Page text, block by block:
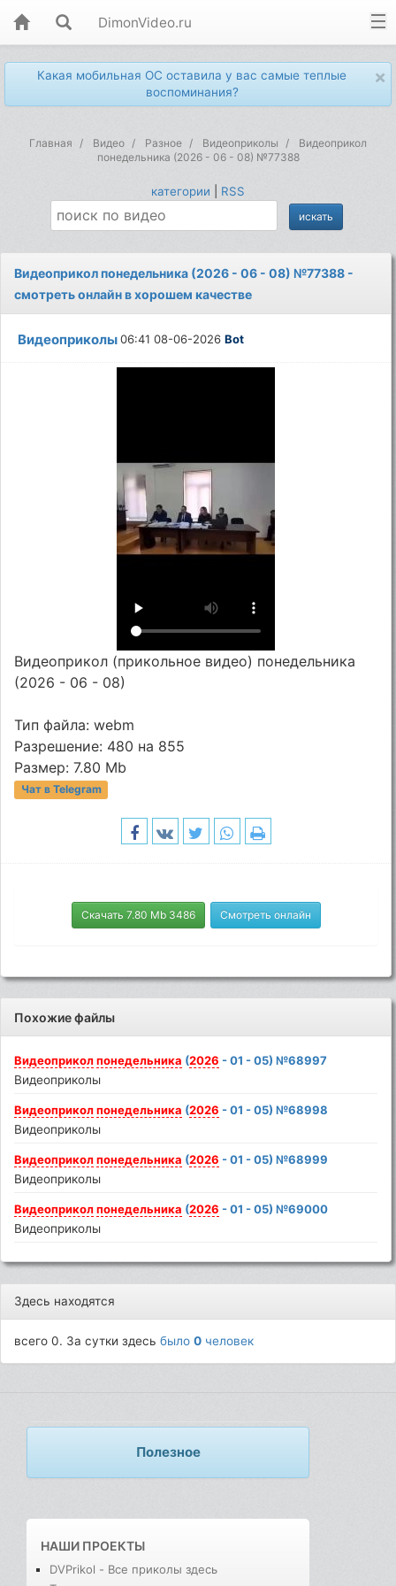
DimonVideo.ru
×
Какая мобильная ОС оставила у вас самые теплые
воспоминания?
Главная Видео Разное Видеоприколы
Видеоприкол
понедельника (2026 - 06 - 08) №77388
категории RSS
Видеоприкол понедельника (2026 - 06 - 08) №77388 -
смотреть онлайн в хорошем качестве
Видеоприколы06:41 08-06-2026Bot
Видеоприкол (прикольное видео) понедельника
(2026 - 06 - 08)
Тип файла: webm
Разрешение: 480 на 855
Размер: 7.80 Mb
Чат в Telegram
Скачать 7.80 Mb 3486 Смотреть онлайн
Похожие файлы
Видеоприкол понедельника (2026 - 01 - 05) №68997
Видеоприколы
Видеоприкол понедельника (2026 - 01 - 05) №68998
Видеоприколы
Видеоприкол понедельника (2026 - 01 - 05) №68999
Видеоприколы
Видеоприкол понедельника (2026 - 01 - 05) №69000
Видеоприколы
Здесь находятся
всего 0. За сутки здесьбыло0 человек
Полезное
НАШИ ПРОЕКТЫ
DVPrikol - Все приколы здесь